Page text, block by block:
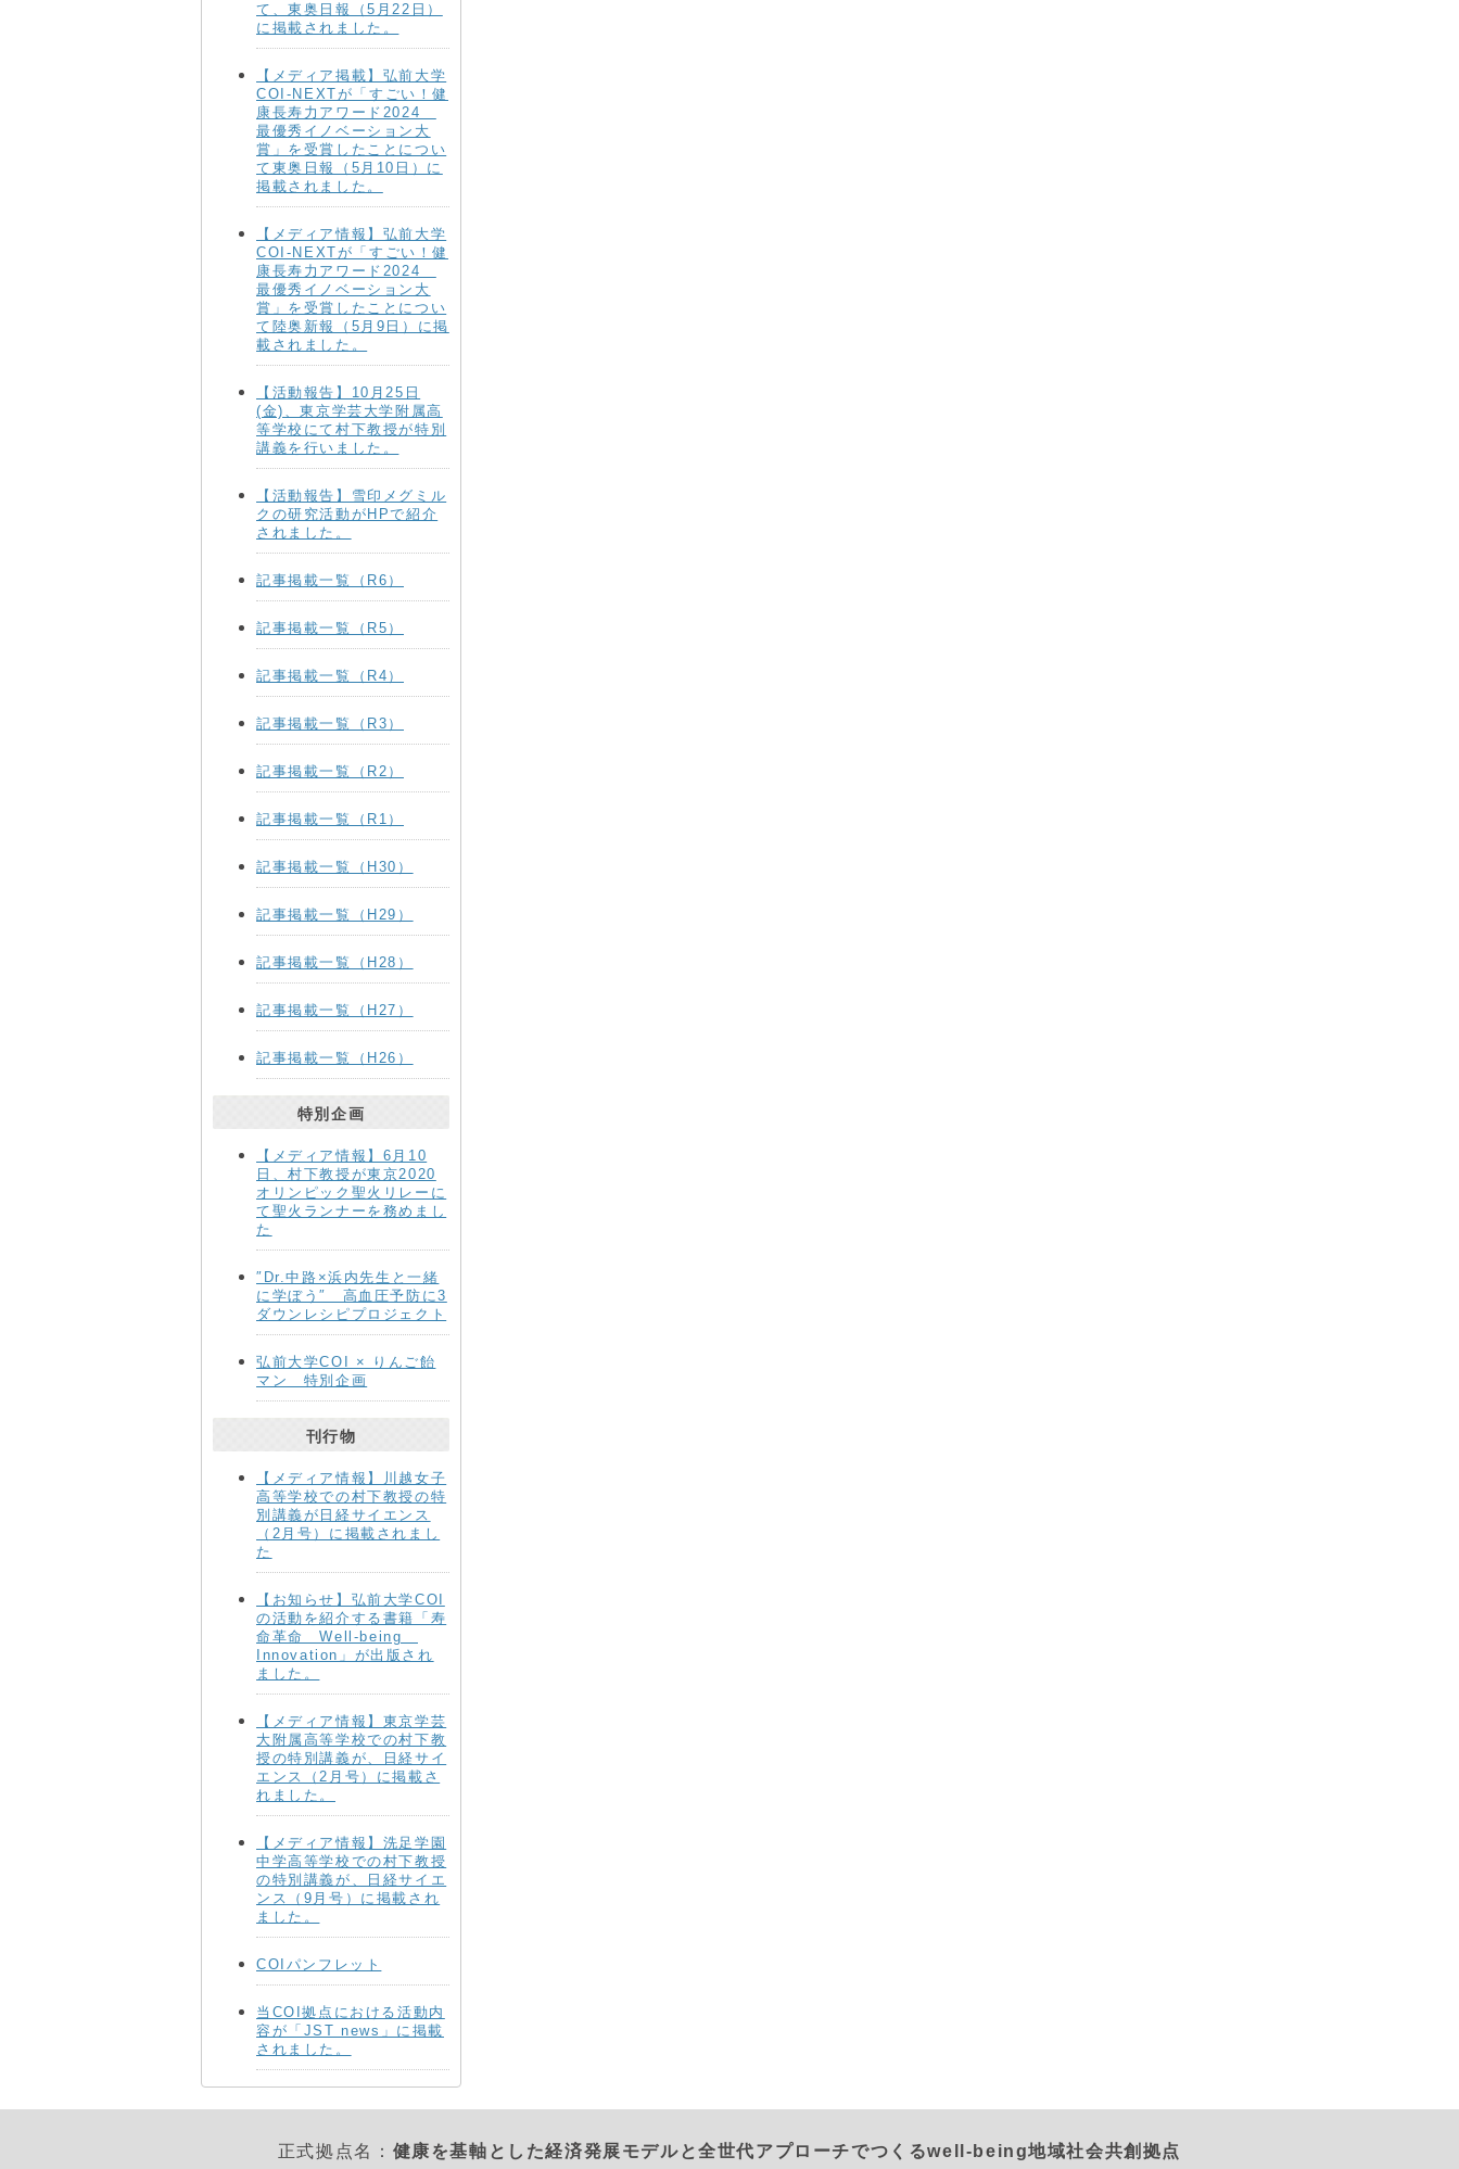
て、東奥日報（5月22日）
に掲載されました。
【メディア掲載】弘前大学
COI-NEXTが「すごい！健
康長寿力アワード2024
最優秀イノベーション大
賞」を受賞したことについ
て東奥日報（5月10日）に
掲載されました。
【メディア情報】弘前大学
COI-NEXTが「すごい！健
康長寿力アワード2024
最優秀イノベーション大
賞」を受賞したことについ
て陸奥新報（5月9日）に掲
載されました。
【活動報告】10月25日
(金)、東京学芸大学附属高
等学校にて村下教授が特別
講義を行いました。
【活動報告】雪印メグミル
クの研究活動がHPで紹介
されました。
記事掲載一覧（R6）
記事掲載一覧（R5）
記事掲載一覧（R4）
記事掲載一覧（R3）
記事掲載一覧（R2）
記事掲載一覧（R1）
記事掲載一覧（H30）
記事掲載一覧（H29）
記事掲載一覧（H28）
記事掲載一覧（H27）
記事掲載一覧（H26）
特別企画
【メディア情報】6月10
日、村下教授が東京2020
オリンピック聖火リレーに
て聖火ランナーを務めまし
た
″Dr.中路×浜内先生と一緒
に学ぼう″ 高血圧予防に3
ダウンレシピプロジェクト
弘前大学COI × りんご飴
マン 特別企画
刊行物
【メディア情報】川越女子
高等学校での村下教授の特
別講義が日経サイエンス
（2月号）に掲載されまし
た
【お知らせ】弘前大学COI
の活動を紹介する書籍「寿
命革命 Well-being
Innovation」が出版され
ました。
【メディア情報】東京学芸
大附属高等学校での村下教
授の特別講義が、日経サイ
エンス（2月号）に掲載さ
れました。
【メディア情報】洗足学園
中学高等学校での村下教授
の特別講義が、日経サイエ
ンス（9月号）に掲載され
ました。
COIパンフレット
当COI拠点における活動内
容が「JST news」に掲載
されました。
正式拠点名： 健康を基軸とした経済発展モデルと全世代アプローチでつくるwell-being地域社会共創拠点